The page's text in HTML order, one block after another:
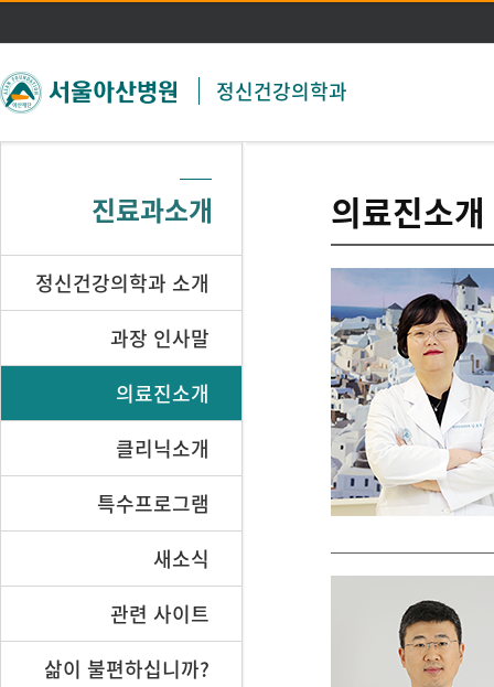
주메뉴 바로가기
본문 바로가기
정신건강의학과
진료과소개
정신건강의학과 소개
과장 인사말
의료진소개
클리닉소개
특수프로그램
새소식
관련 사이트
삶이 불편하십니까?
의료진소개